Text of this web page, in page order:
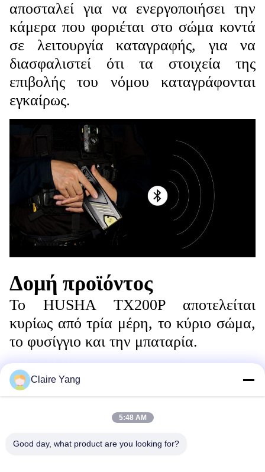
αποσταλεί για να ενεργοποιήσει την
κάμερα που φοριέται στο σώμα κοντά
σε λειτουργία καταγραφής, για να
διασφαλιστεί ότι τα στοιχεία της
επιβολής του νόμου καταγράφονται
εγκαίρως.
Δομή προϊόντος
Το HUSHA TX200P αποτελείται
κυρίως από τρία μέρη, το κύριο σώμα,
το φυσίγγιο και την μπαταρία.
Claire Yang
5:48 AM
Good day, what product are you looking for?